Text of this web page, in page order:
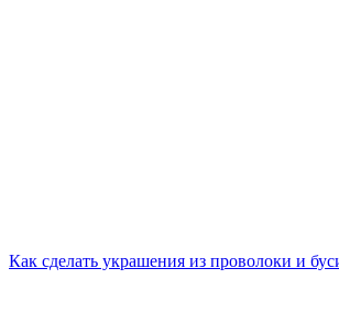
Как сделать украшения из проволоки и